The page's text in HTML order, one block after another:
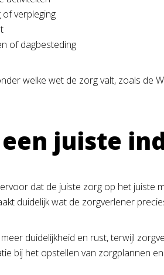
verpleging
of dagbesteding
welke wet de zorg valt, zoals de
juiste
dat de juiste zorg op het
duidelijk wat de zorgverlener
duidelijkheid en rust, terwijl
bij het opstellen van zorgplannen